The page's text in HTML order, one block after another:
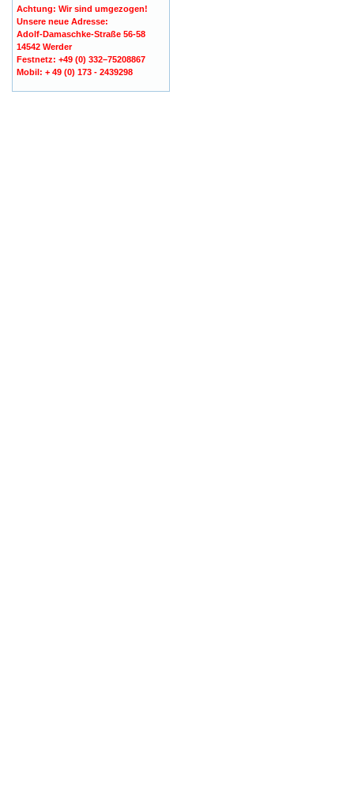
Achtung: Wir sind umgezogen!
Unsere neue Adresse:
Adolf-Damaschke-Straße 56-58
14542 Werder
Festnetz: +49 (0) 332–75208867
Mobil: + 49 (0) 173 - 2439298